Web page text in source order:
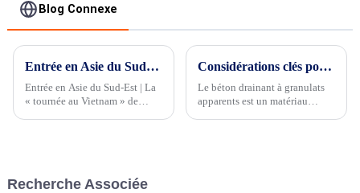
Blog Connexe
Entrée en Asie du Sud-Est | Le « Vietnam Tour » de Shanghai BES Decorate aide les entreprises à améliorer leur développement stratégique.
Entrée en Asie du Sud-Est | La
« tournée au Vietnam » de
Decorate embarque...
Considérations clés pour la construction en béton perméable à granulats apparents
Le béton drainant à granulats
apparents est un matériau
Recherche Associée